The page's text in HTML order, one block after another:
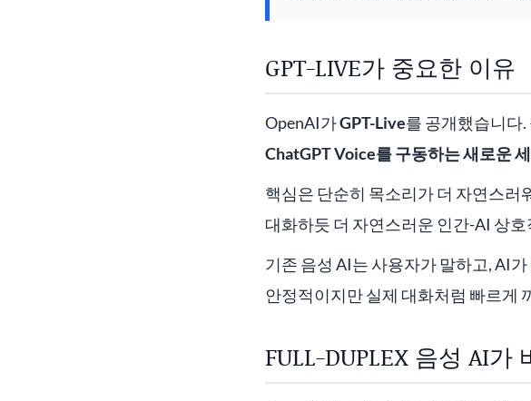
GPT-LIVE가 중요한 이유
OpenAI가GPT-Live를 공개했습니다
ChatGPT Voice를 구동하는 새로운
핵심은 단순히 목소리가 더 자연스러
대화하듯 더 자연스러운 인간-AI 상
기존 음성 AI는 사용자가 말하고, AI
안정적이지만 실제 대화처럼 빠르게
FULL-DUPLEX 음성 AI가